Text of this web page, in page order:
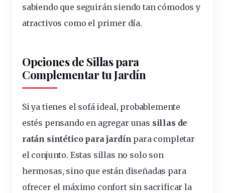
sabiendo que seguirán siendo tan cómodos y
atractivos como el primer día.
Opciones de Sillas para
Complementar tu Jardín
Si ya tienes el sofá ideal, probablemente
estés pensando en agregar unas sillas de
ratán sintético para jardín para completar
el conjunto. Estas sillas no solo son
hermosas, sino que están diseñadas para
ofrecer el máximo confort sin sacrificar la